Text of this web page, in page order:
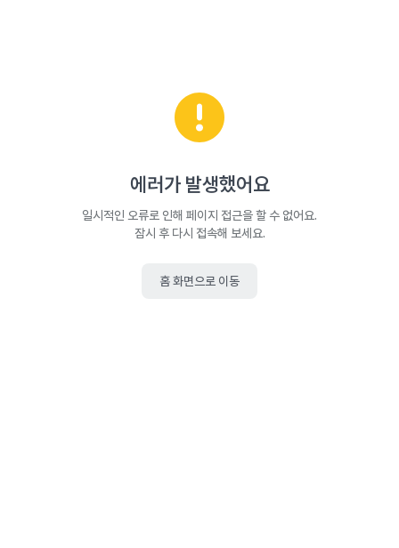
에러가 발생했어요
일시적인 오류로 인해 페이지 접근을 할 수 없어요.
잠시 후 다시 접속해 보세요.
홈 화면으로 이동